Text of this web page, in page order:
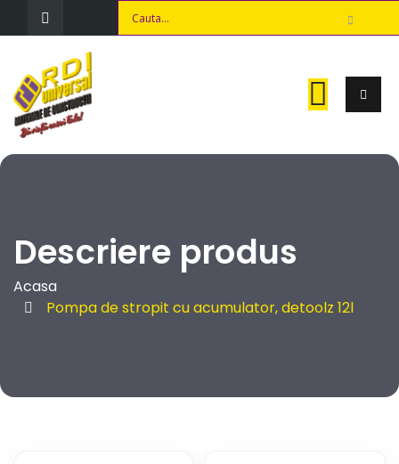
Descriere produs
Acasa
Pompa de stropit cu acumulator, detoolz 12l